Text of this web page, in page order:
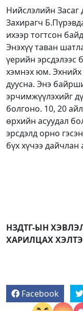
Нийслэлийн Засаг
Захирагч
ихээр тогтсон
Энэхүү таван
үерийн эрсдэлээс
хэмнэх юм. Эхнийх
дуусна. Энэ
эрчимжүүлэхийг
болгоно. 10, 20
өрхийн асуудал
эрсдэлд орно
бүх хүчээ дайчлан
НЗДТГ-ЫН
ХАРИЛЦАХ
Facebook